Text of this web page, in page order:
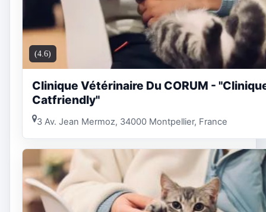
(4.6)
Clinique Vétérinaire Du CORUM -
Catfriendly"
3 Av. Jean Mermoz, 34000 Montpellier, France